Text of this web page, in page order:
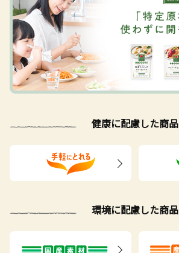
健康に配慮した商品
環境に配慮した商品